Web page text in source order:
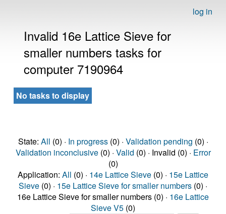
log in
Invalid 16e Lattice Sieve for
smaller numbers tasks for
computer 7190964
No tasks to display
State: All (0) · In progress(0) · Validation pending (0) ·
Validation inconclusive(0) · Valid (0) · Invalid (0) · Error
(0)
Application: All (0) · 14e Lattice Sieve (0) · 15e Lattice
Sieve (0) · 15e Lattice Sieve for smaller numbers (0) ·
16e Lattice Sieve for smaller numbers (0) · 16e Lattice
Sieve V5 (0)